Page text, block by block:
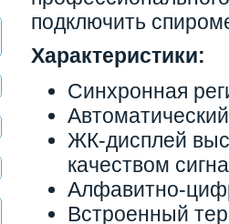
подключить
Характеристики:
Синхронная
ЖК-дисплей
качеством
Алфавитно-
Встроенный